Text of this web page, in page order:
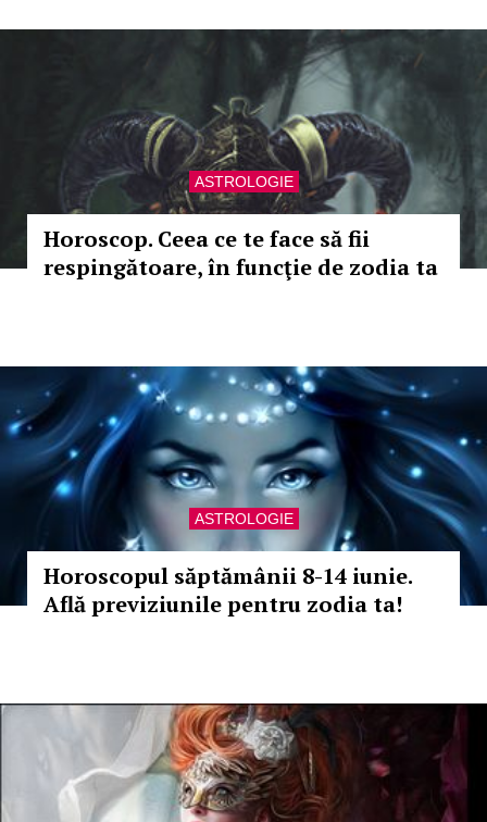
ASTROLOGIE
Horoscop. Ceea ce te face să fii
respingătoare, în funcţie de zodia ta
ASTROLOGIE
Horoscopul săptămânii 8-14 iunie.
Află previziunile pentru zodia ta!